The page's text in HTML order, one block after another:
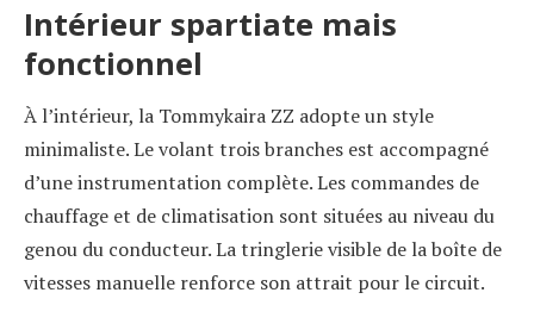
Intérieur spartiate mais
fonctionnel
À l’intérieur, la Tommykaira ZZ adopte un style
minimaliste. Le volant trois branches est accompagné
d’une instrumentation complète. Les commandes de
chauffage et de climatisation sont situées au niveau du
genou du conducteur. La tringlerie visible de la boîte de
vitesses manuelle renforce son attrait pour le circuit.